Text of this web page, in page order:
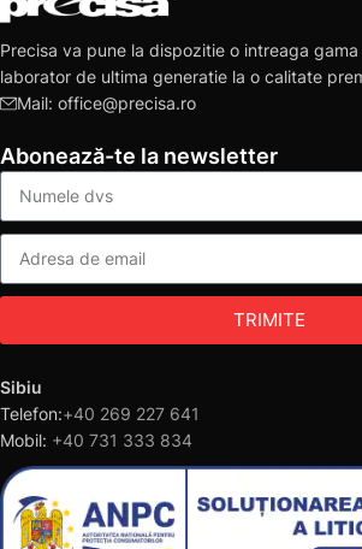
Precisa va pune la dispozitie o intreaga
laborator de ultima generatie la o calitate
Mail: office@precisa.ro
Abonează-te la newsletter
TRIMITE
Sibiu
Telefon:+40 269 227 641
Mobil: +40 731 333 834